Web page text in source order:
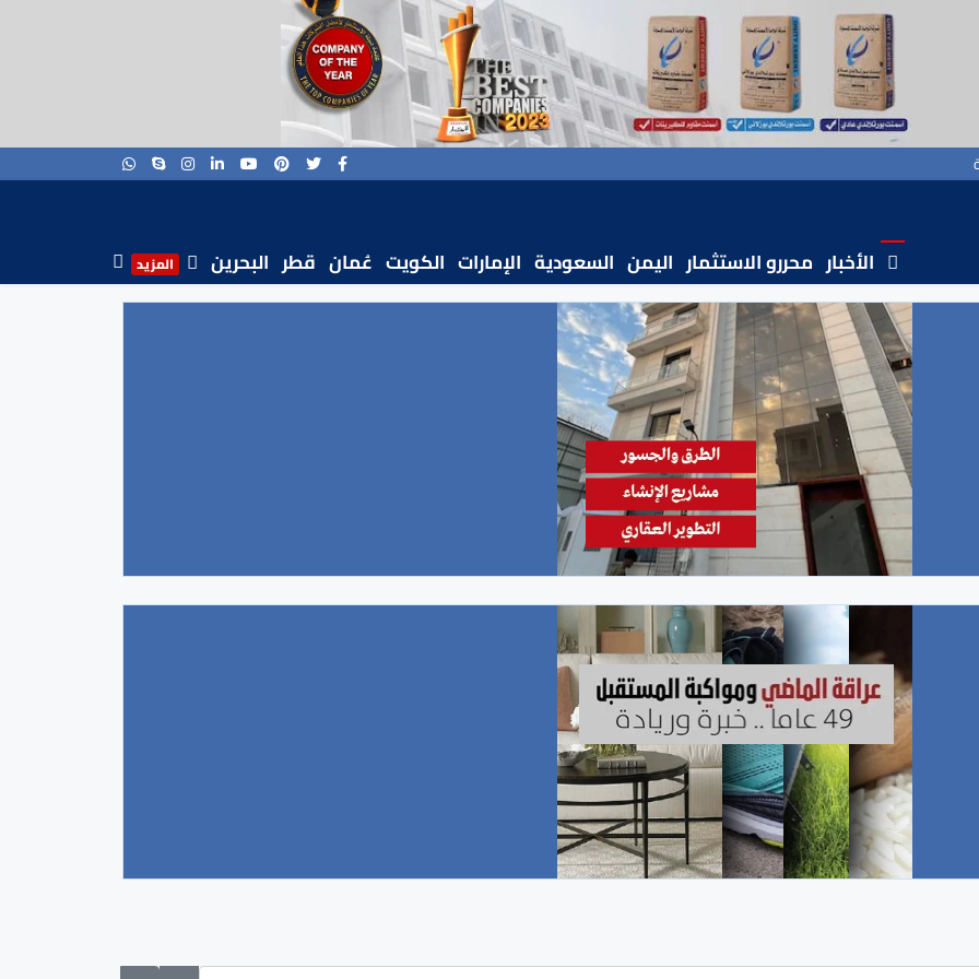
الأخبار محررو الاستثمار اليمن السعودية الإمارات الكويت عُمان قطر البحرين المزيد